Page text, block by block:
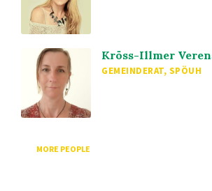
Kröss-Illmer
GEMEINDERAT, SPÖUH
MORE PEOPLE